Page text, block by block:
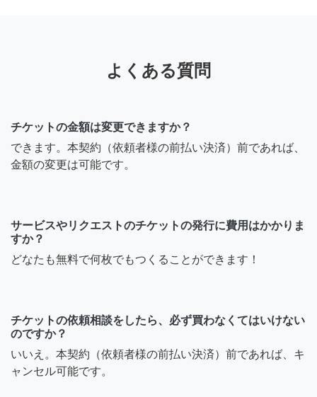
よくある質問
チケットの金額は変更できますか？
できます。本契約（依頼者様の前払い決済）前であれば、
金額の変更は可能です。
サービスやリクエストのチケットの発行に費用はかかりま
すか？
どなたも無料で何枚でもつくることができます！
チケットの依頼相談をしたら、必ず買わなくてはいけない
のですか？
いいえ。本契約（依頼者様の前払い決済）前であれば、キ
ャンセル可能です。